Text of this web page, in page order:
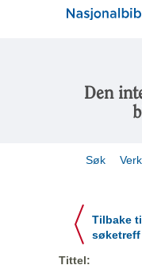
Den
Søk
Tilbake til
søketreff
Tittel: